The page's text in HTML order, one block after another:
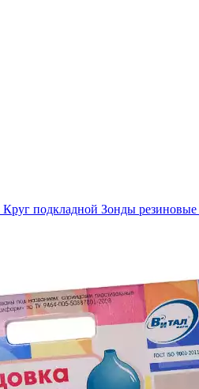
Круг подкладной Зонды резиновые